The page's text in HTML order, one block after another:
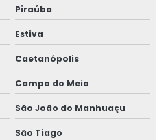
Piraúba
Estiva
Caetanópolis
Campo do Meio
São João do Manhuaçu
São Tiago